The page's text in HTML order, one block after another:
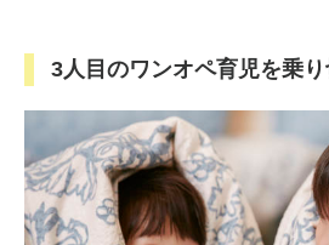
3人目のワンオペ育児を乗